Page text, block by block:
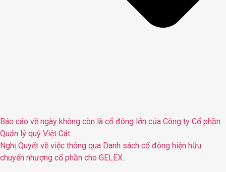
Báo cáo về ngày không còn là cổ đông lớn của Công ty Cổ phần
Quản lý quỹ Việt Cát.
Nghị Quyết về việc thông qua Danh sách cổ đông hiện hữu
chuyển nhượng cổ phần cho GELEX.